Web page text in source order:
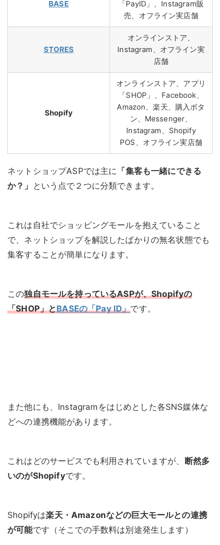
BASE
「PayID」、Instagram販
売、オフライン実店舗
STORES
オンラインストア、
Instagram、オフライン実
店舗
Shopify
オンラインストア、アプリ
「SHOP」、Facebook、
Amazon、楽天、購入ボタ
ン、Messenger、
Instagram、Shopify
POS、オフライン実店舗
ネットショップASPでは主に 「集客も一緒にできる
か？」
という点で２つに分類できます。
これは自社でショッピングモールを抱えていること
で、ネットショップを解説したばかりの無名状態でも
集客することが簡単になります。
この独自モールを持っているASPが、Shopifyの
「SHOP」とBASEの「Pay ID」です。
また他にも、Instagramをはじめとした各SNS媒体な
どへの連携機能があります。
これはどのサービスでも利用されていますが、
断然多
いのがShopifyです。
Shopifyは楽天・Amazonなどの巨大モールとの連携
が可能です（そこでの手数料は別途発生します）